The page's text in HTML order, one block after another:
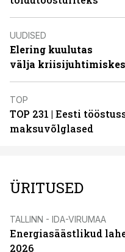
UUDISED
Elering kuulutas
välja
TOP
TOP 231 | Eesti
maksuvõlglased
ÜRITUSED
TALLINN - IDA-VIRUMAA
Energiasäästlikud
2026